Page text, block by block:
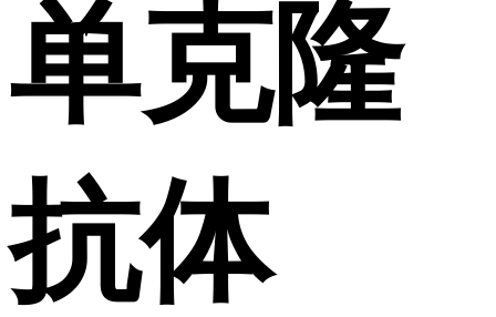
单克隆
抗体